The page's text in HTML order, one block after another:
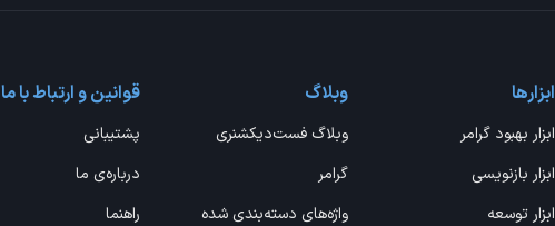
ابزارها
ابزار بهبود گرامر
ابزار بازنویسی
ابزار توسعه
وبلاگ
وبلاگ فست‌دیکشنری
گرامر
واژه‌های دسته‌بندی شده
قوانین و ارتباط با ما
پشتیبانی
درباره‌ی ما
راهنما